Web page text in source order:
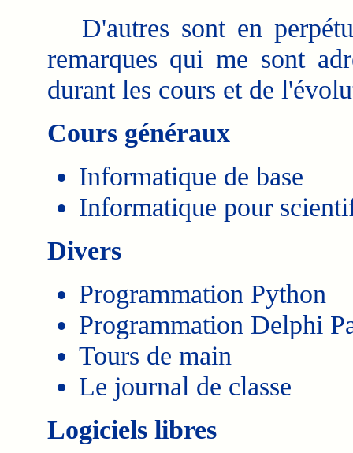
D'autres sont en
remarques qui me sont
durant les cours et de
Cours généraux
Informatique de base
Informatique pour
Divers
Programmation Python
Programmation Delphi
Tours de main
Le journal de classe
Logiciels libres